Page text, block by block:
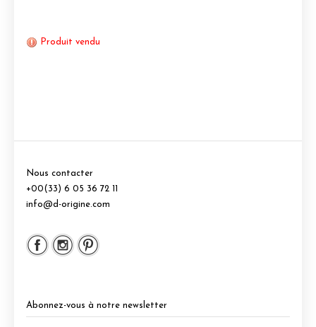
Produit vendu
Nous contacter
+00(33) 6 05 36 72 11
info@d-origine.com
Abonnez-vous à notre newsletter